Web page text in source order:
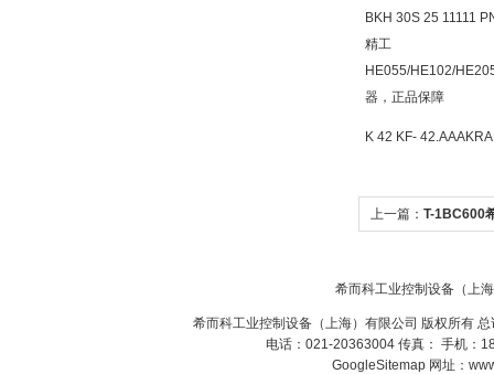
BKH 30S 25 11111
精工
HE055/HE102/
器，正品保障
K 42 KF-
上一篇： T-1BC600
希而科工业控制设备（上
希而科工业控制设备（上海）有限公司 版权所有
电话：021-20363004 传真： 手机：
GoogleSitemap网址：